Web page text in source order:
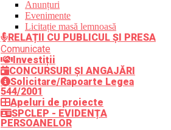
Anunțuri
Evenimente
Licitație masă lemnoasă
RELAȚII CU PUBLICUL ȘI PRESA
Comunicate
Investiții
CONCURSURI ȘI ANGAJĂRI
Solicitare/Rapoarte Legea
544/2001
Apeluri de proiecte
SPCLEP - EVIDENȚA
PERSOANELOR